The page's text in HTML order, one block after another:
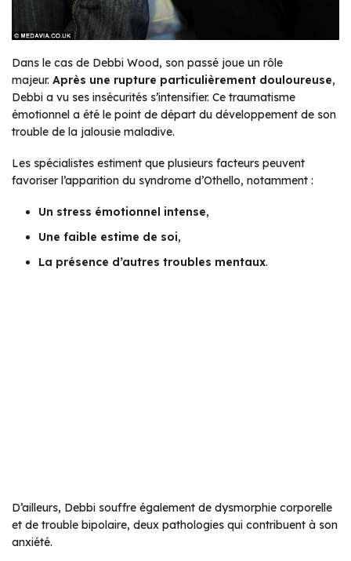
Dans le cas de Debbi Wood, son passé joue un rôle
majeur. Après une rupture particulièrement douloureuse,
Debbi a vu ses insécurités s’intensifier. Ce traumatisme
émotionnel a été le point de départ du développement de son
trouble de la jalousie maladive.
Les spécialistes estiment que plusieurs facteurs peuvent
favoriser l’apparition du syndrome d’Othello, notamment :
Un stress émotionnel intense,
Une faible estime de soi,
La présence d’autres troubles mentaux.
D’ailleurs, Debbi souffre également de dysmorphie corporelle
et de trouble bipolaire, deux pathologies qui contribuent à son
anxiété.